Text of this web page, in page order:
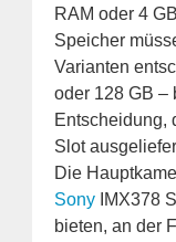
RAM oder 4
Speicher
Varianten
oder 128 GB –
Entscheidung,
Slot
Die
Sony IMX378
bieten, an der